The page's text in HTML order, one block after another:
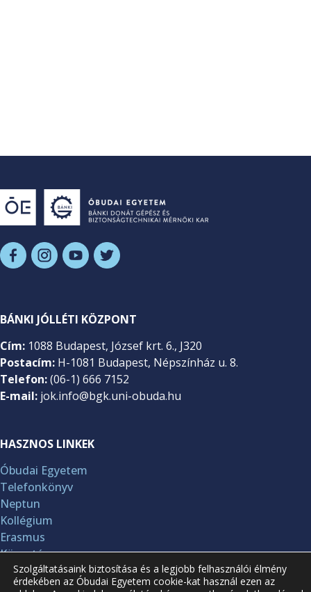
BÁNKI JÓLLÉTI KÖZPONT
Cím: 1088 Budapest, József krt. 6., J320
Postacím: H-1081 Budapest, Népszínház u. 8.
Telefon:(06-1) 666 7152
E-mail: jok.info@bgk.uni-obuda.hu
HASZNOS LINKEK
Óbudai Egyetem
Telefonkönyv
Neptun
Kollégium
Erasmus
Könyvtár
Hallgatói Önkormányzat
Diákhitel
Szolgáltatásaink biztosítása és a legjobb felhasználói élmény
érdekében az Óbudai Egyetem cookie-kat használ ezen az